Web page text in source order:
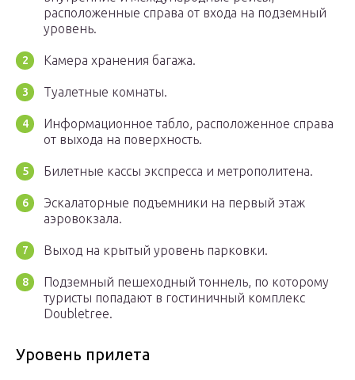
расположенные справа от входа на подземный
уровень.
Камера хранения багажа.
Туалетные комнаты.
Информационное табло, расположенное справа
от выхода на поверхность.
Билетные кассы экспресса и метрополитена.
Эскалаторные подъемники на первый этаж
аэровокзала.
Выход на крытый уровень парковки.
Подземный пешеходный тоннель, по которому
туристы попадают в гостиничный комплекс
Doubletree.
Уровень прилета